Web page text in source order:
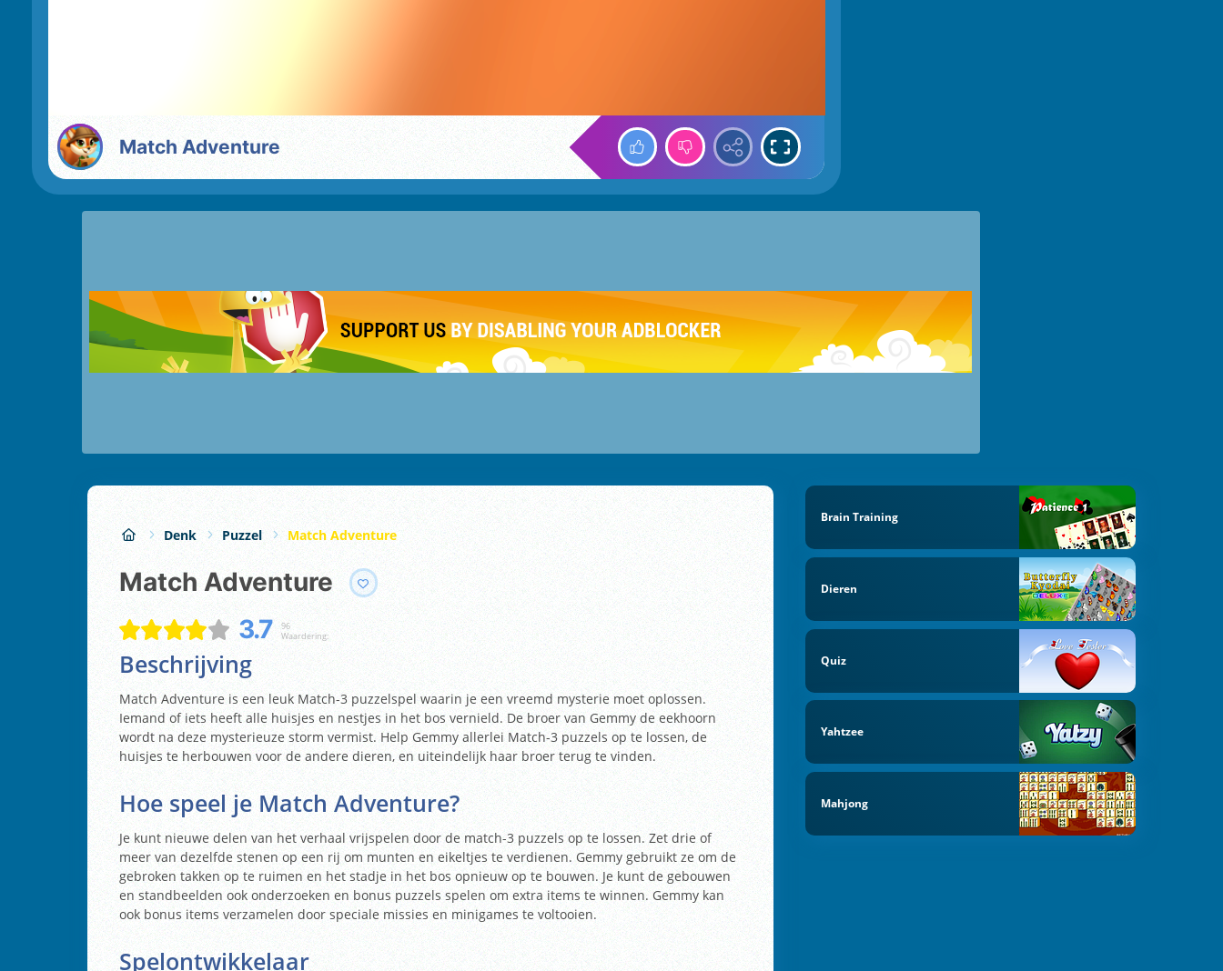
Match Adventure
Denk Puzzel Match Adventure
Match Adventure
3.7
96
Waardering:
Beschrijving
Match Adventure is een leuk Match-3 puzzelspel waarin je een vreemd mysterie moet oplossen.
Iemand of iets heeft alle huisjes en nestjes in het bos vernield. De broer van Gemmy de eekhoorn
wordt na deze mysterieuze storm vermist. Help Gemmy allerlei Match-3 puzzels op te lossen, de
huisjes te herbouwen voor de andere dieren, en uiteindelijk haar broer terug te vinden.
Hoe speel je Match Adventure?
Je kunt nieuwe delen van het verhaal vrijspelen door de match-3 puzzels op te lossen. Zet drie of
meer van dezelfde stenen op een rij om munten en eikeltjes te verdienen. Gemmy gebruikt ze om de
gebroken takken op te ruimen en het stadje in het bos opnieuw op te bouwen. Je kunt de gebouwen
en standbeelden ook onderzoeken en bonus puzzels spelen om extra items te winnen. Gemmy kan
ook bonus items verzamelen door speciale missies en minigames te voltooien.
Spelontwikkelaar
Brain Training
Dieren
Quiz
Yahtzee
Mahjong